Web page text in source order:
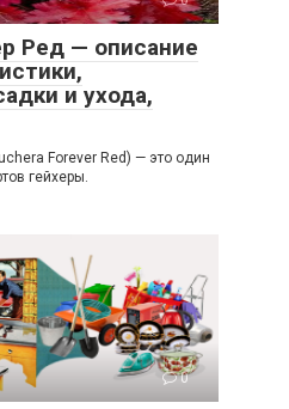
Ред — описание
и ухода,
Forever Red) — это один
гейхеры.
0